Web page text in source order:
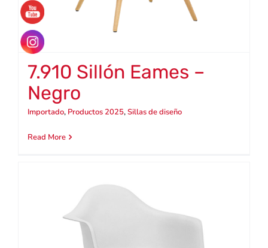
7.910 Sillón Eames –
Negro
Importado, Productos 2025,Sillas de diseño
Read More